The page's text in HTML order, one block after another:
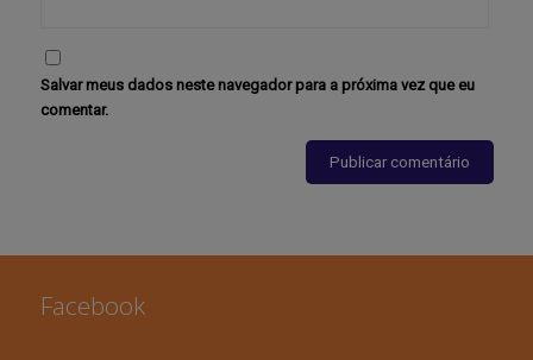
Salvar meus dados neste navegador para a próxima vez que eu
comentar.
Facebook